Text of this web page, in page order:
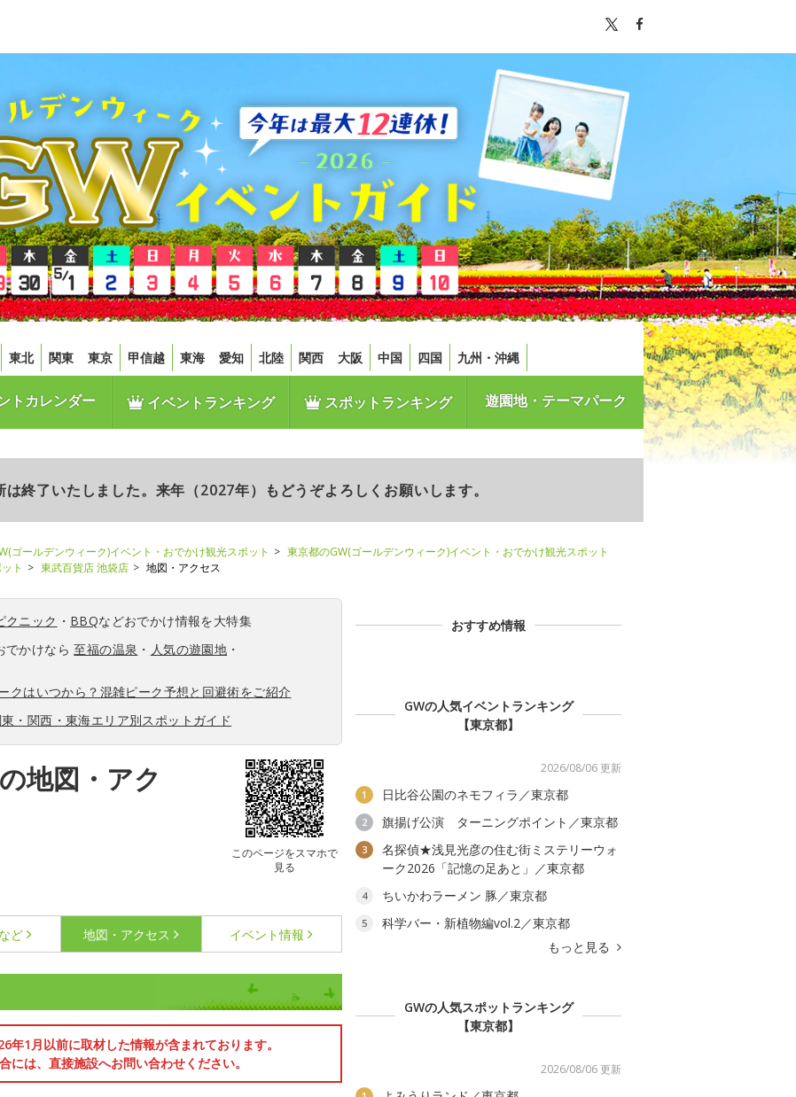
東北 関東 東京 甲信越 東海 愛知 北陸 関西 大阪 中国 四国 九州・沖縄
トカレンダー イベントランキング スポットランキング 遊園地・テーマパーク
終了いたしました。来年（2027年）もどうぞよろしくお願いします。
ゴールデンウィーク)イベント・おでかけ観光スポット
東京都のGW(ゴールデンウィーク)イベント・おでかけ観光スポット
ト
東武百貨店 池袋店 地図・アクセス
クニック ・ BBQなどおでかけ情報を大特集
でかけなら至福の温泉 ・ 人気の遊園地 ・
クはいつから？混雑ピーク予想と回避術をご紹介
・関西・東海エリア別スポットガイド
地図・アク
このページをスマホで
見る
ど 地図・アクセス イベント情報
1月以前に取材した情報が含まれております。
には、直接施設へお問い合わせください。
おすすめ情報
GWの人気イベントランキング
【東京都】
2026/08/06 更新
1 日比谷公園のネモフィラ／東京都
2 旗揚げ公演 ターニングポイント／東京都
3
名探偵★浅見光彦の住む街ミステリーウォ
ーク2026「記憶の足あと」／東京都
4 ちいかわラーメン 豚／東京都
5
科学バー・新植物編vol.2／東京都
もっと見る
GWの人気スポットランキング
【東京都】
2026/08/06 更新